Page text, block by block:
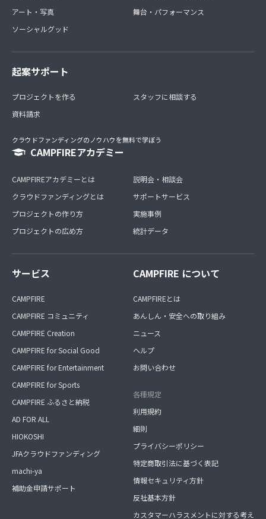
アート・写真
ソーシャルグッド
舞台・パフォーマンス
起案サポート
プロジェクトを作る
資料請求
スタッフに相談する
クラウドファンディングのノウハウを無料で学ぼう
CAMPFIREアカデミー
CAMPFIREアカデミーとは
クラウドファンディングとは
プロジェクトの作り方
プロジェクトの広め方
説明会・相談会
サポートサービス
実施事例
統計データ
サービス
CAMPFIRE
CAMPFIRE コミュニティ
CAMPFIRE Creation
CAMPFIRE for Social Good
CAMPFIRE for Entertainment
CAMPFIRE for Sports
CAMPFIRE ふるさと納税
AD FOR ALL
HIOKOSHI
JFAクラウドファンディング
machi-ya
補助金申請サポート
CAMPFIRE について
CAMPFIREとは
あんしん・安全への取り組み
ニュース
ヘルプ
お問い合わせ
各種規定
利用規約
細則
プライバシーポリシー
特定商取引法に基づく表記
情報セキュリティ方針
反社基本方針
カスタマーハラスメントに対する考え